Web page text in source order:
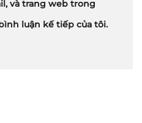
và trang web trong
luận kế tiếp của tôi.